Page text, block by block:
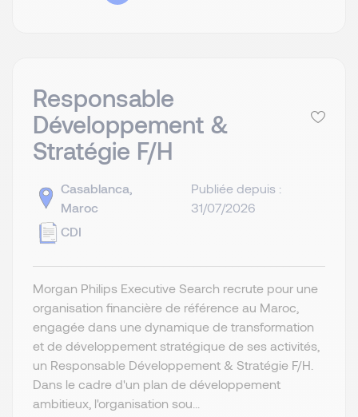
Responsable
Développement &
Stratégie F/H
Casablanca,
Maroc
CDI
Publiée depuis :
31/07/2026
Morgan Philips Executive Search recrute pour une
organisation financière de référence au Maroc,
engagée dans une dynamique de transformation
et de développement stratégique de ses activités,
un Responsable Développement & Stratégie F/H.
Dans le cadre d'un plan de développement
ambitieux, l'organisation sou...